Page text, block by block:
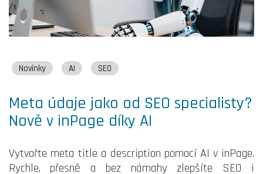
Novinky AI SEO
Meta údaje jako od SEO specialisty?
Nově v inPage díky AI
Vytvořte meta title a description pomocí AI v inPage.
Rychle, přesně a bez námahy zlepšíte SEO i